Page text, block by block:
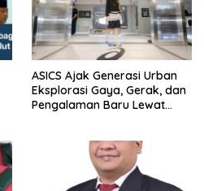
ASICS Ajak Generasi Urban
Eksplorasi Gaya, Gerak, dan
Pengalaman Baru Lewat